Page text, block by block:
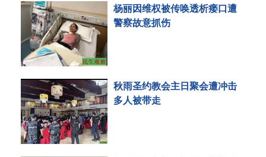
杨丽因维权被传唤透析瘘口遭
警察故意抓伤
秋雨圣约教会主日聚会遭冲击
多人被带走